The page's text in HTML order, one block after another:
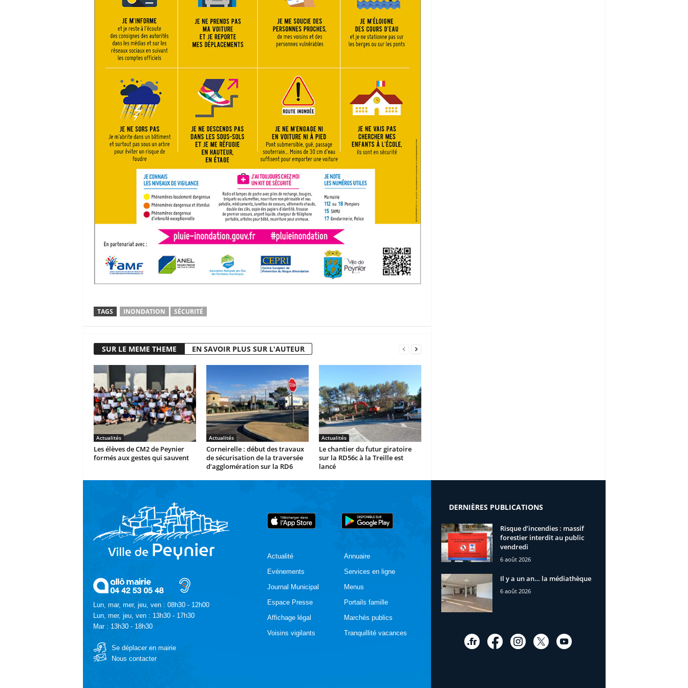
TAGS INONDATION SÉCURITÉ
SUR LE MEME THEME EN SAVOIR PLUS SUR L'AUTEUR
Actualités
Les élèves de CM2 de Peynier
formés aux gestes qui sauvent
Actualités
Corneirelle : début des travaux
de sécurisation de la traversée
d’agglomération sur la RD6
Actualités
Le chantier du futur giratoire
sur la RD56c à la Treille est
lancé
Lun, mar, mer, jeu, ven : 08h30 - 12h00
Lun, mer, jeu, ven : 13h30 - 17h30
Mar : 13h30 - 18h30
Se déplacer en mairie
Nous contacter
Actualité
Evénements
Journal Municipal
Espace Presse
Affichage légal
Voisins vigilants
Annuaire
Services en ligne
Menus
Portails famille
Marchés publics
Tranquillité vacances
DERNIÈRES PUBLICATIONS
Risque d’incendies : massif
forestier interdit au public
vendredi
6 août 2026
Il y a un an… la médiathèque
6 août 2026